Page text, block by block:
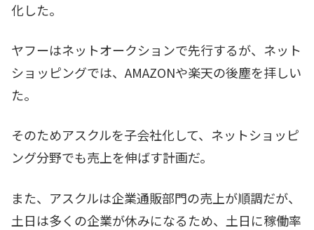
化した。
ヤフーはネットオークションで先行するが、ネット
ショッピングでは、AMAZONや楽天の後塵を拝しい
た。
そのためアスクルを子会社化して、ネットショッピ
ング分野でも売上を伸ばす計画だ。
また、アスクルは企業通販部門の売上が順調だが、
土日は多くの企業が休みになるため、土日に稼働率